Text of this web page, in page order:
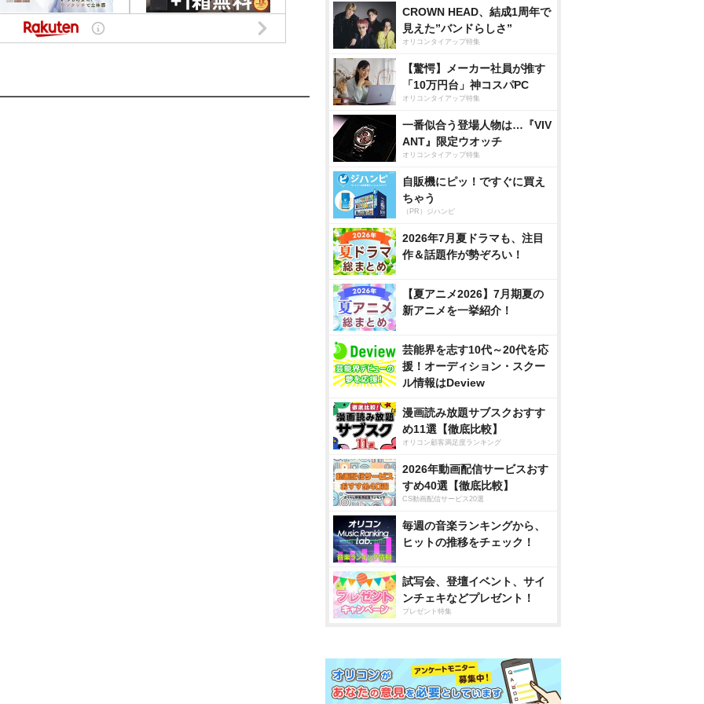
CROWN HEAD、結成1周年で
見えた”バンドらしさ”
オリコンタイアップ特集
【驚愕】メーカー社員が推す
「10万円台」神コスパPC
オリコンタイアップ特集
一番似合う登場人物は…『VIV
ANT』限定ウオッチ
オリコンタイアップ特集
自販機にピッ！ですぐに買え
ちゃう
（PR）ジハンピ
2026年7月夏ドラマも、注目
作＆話題作が勢ぞろい！
【夏アニメ2026】7月期夏の
新アニメを一挙紹介！
芸能界を志す10代～20代を応
援！オーディション・スクー
ル情報はDeview
漫画読み放題サブスクおすす
め11選【徹底比較】
オリコン顧客満足度ランキング
2026年動画配信サービスおす
すめ40選【徹底比較】
CS動画配信サービス20選
毎週の音楽ランキングから、
ヒットの推移をチェック！
試写会、登壇イベント、サイ
ンチェキなどプレゼント！
プレゼント特集